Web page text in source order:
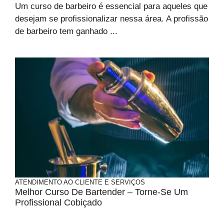
Um curso de barbeiro é essencial para aqueles que
desejam se profissionalizar nessa área. A profissão
de barbeiro tem ganhado ...
ATENDIMENTO AO CLIENTE E SERVIÇOS
Melhor Curso De Bartender – Torne-Se Um
Profissional Cobiçado